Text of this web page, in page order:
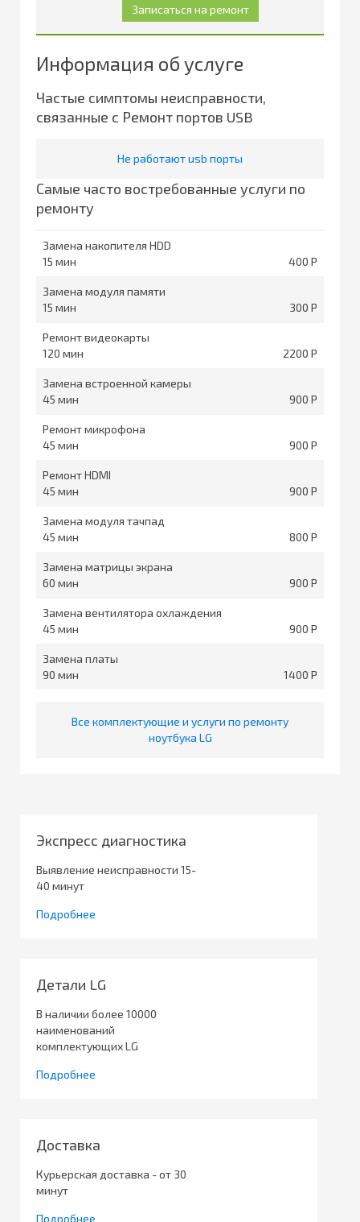
Информация об услуге
Частые симптомы неисправности,
связанные с Ремонт портов USB
Не работают usb порты
Самые часто востребованные услуги по
ремонту
Замена накопителя HDD
15
400
Замена модуля памяти
15
300
Ремонт видеокарты
120
2200
Замена встроенной камеры
45
900
Ремонт микрофона
45
900
Ремонт HDMI
45
900
Замена модуля тачпад
45
800
Замена матрицы экрана
60
900
Замена вентилятора охлаждения
45
900
Замена платы
90
1400
Все комплектующие и услуги по ремонту
ноутбука LG
Экспресс диагностика
Выявление неисправности 15-
40 минут
Подробнее
Детали LG
В наличии более 10000
наименований
комплектующих LG
Подробнее
Доставка
Курьерская доставка - от 30
минут
Подробнее